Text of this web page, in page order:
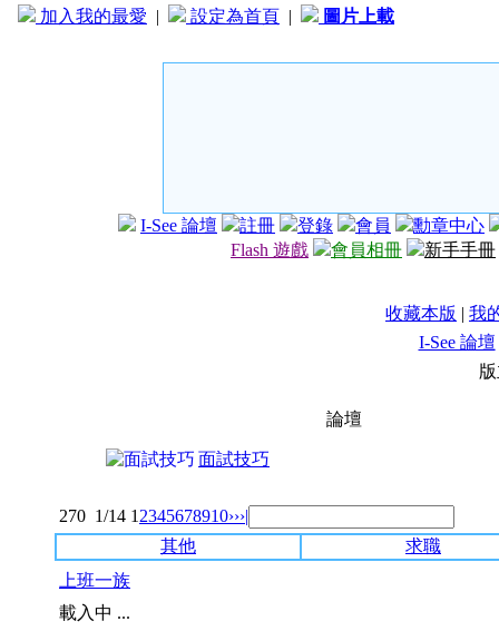
加入我的最愛 | 設定為首頁 | 圖片上載
I-See 論壇 註冊 登錄 會員
勳章中心
Flash 遊戲
會員相冊 新手手冊
收藏本版 | 我
I-See 論壇
論壇
面試技巧
270 1/14 1 2345678910›››|
其他
求職
上班一族
載入中 ...